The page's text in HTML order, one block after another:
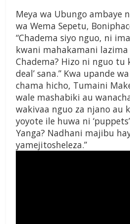
Meya wa Ubungo ambaye
wa Wema Sepetu,
“Chadema siyo nguo, ni
kwani mahakamani lazima
Chadema? Hizo ni nguo tu
deal’ sana.” Kwa upande
chama hicho, Tumaini
wale mashabiki au
wakivaa nguo za njano au
yoyote ile huwa ni
Yanga? Nadhani majibu
yamejitosheleza.”